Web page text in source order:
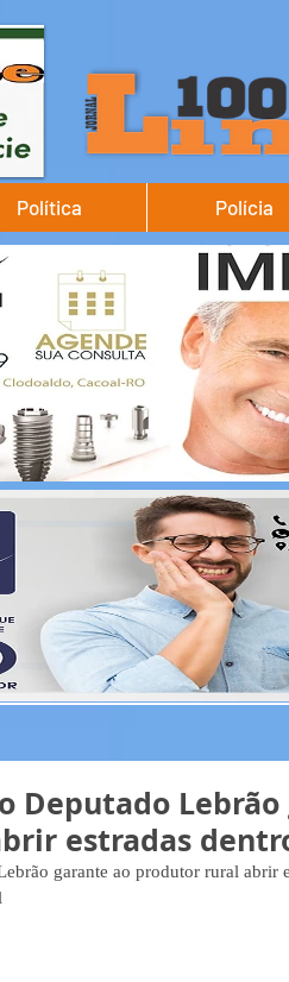
Política Polícia
Deputado
estradas
garante ao produtor rural abrir